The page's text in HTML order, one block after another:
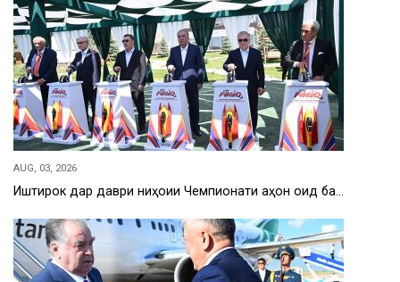
AUG, 03, 2026
Иштирок дар даври ниҳоии Чемпионати ҷаҳон оид ба…